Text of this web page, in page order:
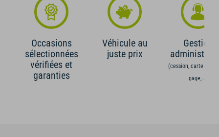
Occasions
sélectionnées
vérifiées et
garanties
Véhicule au
juste prix
Gestion
(cession, carte grise,
gage,...)